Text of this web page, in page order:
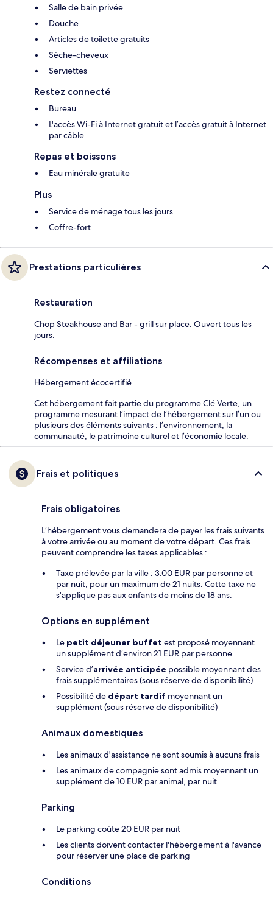
Salle de bain privée
Douche
Articles de toilette gratuits
Sèche-cheveux
Serviettes
Restez connecté
Bureau
L'accès Wi-Fi à Internet gratuit et l’accès gratuit à Internet
par câble
Repas et boissons
Eau minérale gratuite
Plus
Service de ménage tous les jours
Coffre-fort
Prestations particulières
Restauration
Chop Steakhouse and Bar - grill sur place. Ouvert tous les
jours.
Récompenses et affiliations
Hébergement écocertifié
Cet hébergement fait partie du programme Clé Verte, un
programme mesurant l’impact de l’hébergement sur l’un ou
plusieurs des éléments suivants : l’environnement, la
communauté, le patrimoine culturel et l’économie locale.
Frais et politiques
Frais obligatoires
L’hébergement vous demandera de payer les frais suivants
à votre arrivée ou au moment de votre départ. Ces frais
peuvent comprendre les taxes applicables :
Taxe prélevée par la ville : 3.00 EUR par personne et
par nuit, pour un maximum de 21 nuits. Cette taxe ne
s'applique pas aux enfants de moins de 18 ans.
Options en supplément
Le petit déjeuner buffet est proposé moyennant
un supplément d’environ 21 EUR par personne
Service d’arrivée anticipée possible moyennant des
frais supplémentaires (sous réserve de disponibilité)
Possibilité de départ tardif moyennant un
supplément (sous réserve de disponibilité)
Animaux domestiques
Les animaux d'assistance ne sont soumis à aucuns frais
Les animaux de compagnie sont admis moyennant un
supplément de 10 EUR par animal, par nuit
Parking
Le parking coûte 20 EUR par nuit
Les clients doivent contacter l'hébergement à l'avance
pour réserver une place de parking
Conditions